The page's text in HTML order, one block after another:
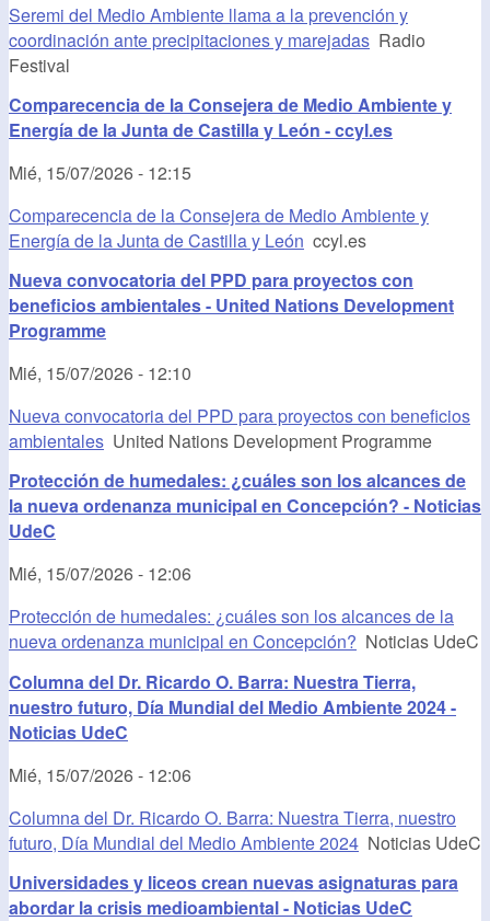
Seremi del Medio Ambiente llama a la prevención y
coordinación ante precipitaciones y marejadas Radio
Festival
Comparecencia de la Consejera de Medio Ambiente y
Energía de la Junta de Castilla y León - ccyl.es
Mié, 15/07/2026 - 12:15
Comparecencia de la Consejera de Medio Ambiente y
Energía de la Junta de Castilla y León ccyl.es
Nueva convocatoria del PPD para proyectos con
beneficios ambientales - United Nations Development
Programme
Mié, 15/07/2026 - 12:10
Nueva convocatoria del PPD para proyectos con beneficios
ambientales United Nations Development Programme
Protección de humedales: ¿cuáles son los alcances de
la nueva ordenanza municipal en Concepción? - Noticias
UdeC
Mié, 15/07/2026 - 12:06
Protección de humedales: ¿cuáles son los alcances de la
nueva ordenanza municipal en Concepción? Noticias UdeC
Columna del Dr. Ricardo O. Barra: Nuestra Tierra,
nuestro futuro, Día Mundial del Medio Ambiente 2024 -
Noticias UdeC
Mié, 15/07/2026 - 12:06
Columna del Dr. Ricardo O. Barra: Nuestra Tierra, nuestro
futuro, Día Mundial del Medio Ambiente 2024 Noticias UdeC
Universidades y liceos crean nuevas asignaturas para
abordar la crisis medioambiental - Noticias UdeC